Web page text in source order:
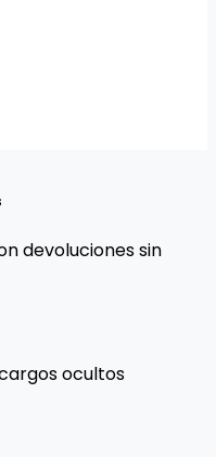
devoluciones sin
ocultos